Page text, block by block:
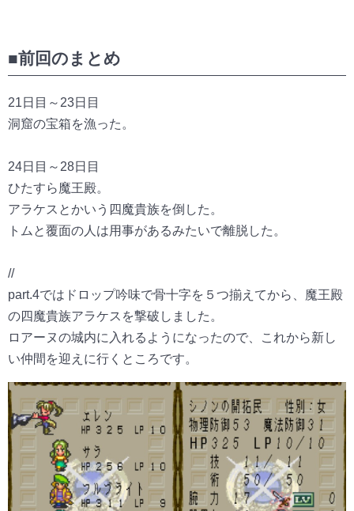
■前回のまとめ
21日目～23日目
洞窟の宝箱を漁った。
24日目～28日目
ひたすら魔王殿。
アラケスとかいう四魔貴族を倒した。
トムと覆面の人は用事があるみたいで離脱した。
//
part.4ではドロップ吟味で骨十字を５つ揃えてから、魔王殿
の四魔貴族アラケスを撃破しました。
ロアーヌの城内に入れるようになったので、これから新し
い仲間を迎えに行くところです。